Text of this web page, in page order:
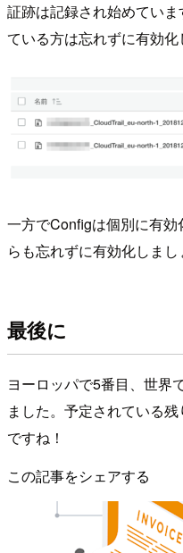
証跡は記録され始めてい
ている方は忘れずに有効化
一方でConfigは個別に有
らも忘れずに有効化しまし
最後に
ヨーロッパで5番目、世界
ました。予定されている
ですね！
この記事をシェアする